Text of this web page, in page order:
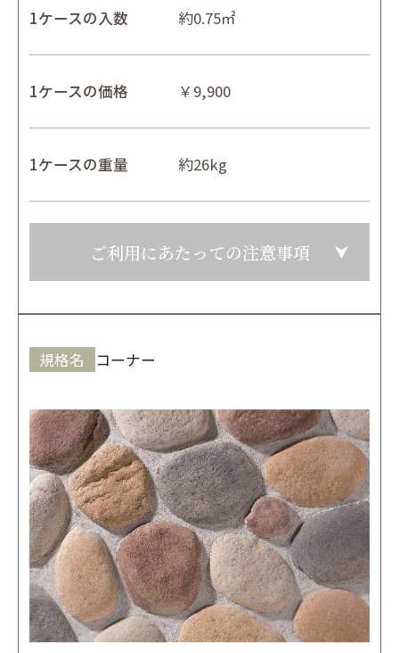
1ケースの入数 約0.75㎡
1ケースの価格 ￥9,900
1ケースの重量 約26kg
ご利用にあたっての注意事項
規格名 コーナー